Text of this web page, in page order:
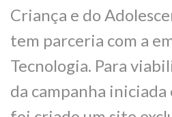
Criança e do
tem parceria com a
Tecnologia. Para
da campanha iniciada